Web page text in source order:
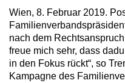
Wien, 8. Februar 2019.
nach dem
freue mich sehr, dass
in den Fokus rückt“, so
Kampagne des